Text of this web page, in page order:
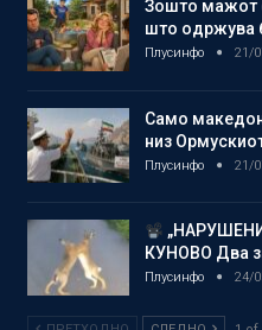
Зошто мажот
што одржува
Плусинфо 21/
Само
низ
Плусинфо 21/
КУНОВО Два
Плусинфо 24/